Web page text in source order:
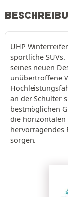
UHP
sportliche SUVs.
seines neuen
unübertroffene
an der Schulter
bestmöglichen
die horizontalen
hervorragendes
sorgen.